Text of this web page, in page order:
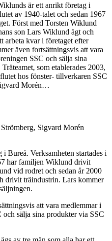
är ett anrikt företag i
av 1940-talet och sedan 1967
Först med Torsten Wiklund
son Lars Wiklund ägt och
arbeta kvar i företaget efter
även fortsättningsvis att vara
SSC och sälja sina
som etablerades 2003,
hos fönster- tillverkaren SSC
Morén…
Sigvard Morén
Bureå. Verksamheten startades i
har familjen Wiklund drivit
vid rodret och sedan år 2000
drivit träindustrin. Lars kommer
att vara medlemmar i
sälja sina produkter via SSC